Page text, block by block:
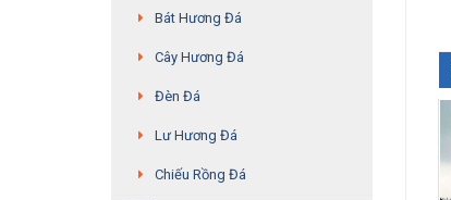
Bát Hương Đá
Cây Hương Đá
Đèn Đá
Lư Hương Đá
Chiếu Rồng Đá